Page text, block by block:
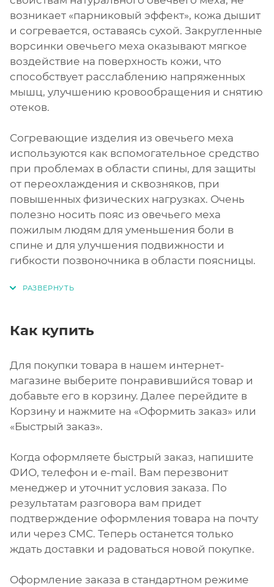
возникает «парниковый эффект», кожа дышит
и согревается, оставаясь сухой. Закругленные
ворсинки овечьего меха оказывают мягкое
воздействие на поверхность кожи, что
способствует расслаблению напряженных
мышц, улучшению кровообращения и снятию
отеков.
Согревающие изделия из овечьего меха
используются как вспомогательное средство
при проблемах в области спины, для защиты
от переохлаждения и сквозняков, при
повышенных физических нагрузках. Очень
полезно носить пояс из овечьего меха
пожилым людям для уменьшения боли в
спине и для улучшения подвижности и
гибкости позвоночника в области поясницы.
Как купить
Для покупки товара в нашем интернет-
магазине выберите понравившийся товар и
добавьте его в корзину. Далее перейдите в
Корзину и нажмите на «Оформить заказ» или
«Быстрый заказ».
Когда оформляете быстрый заказ, напишите
ФИО, телефон и e-mail. Вам перезвонит
менеджер и уточнит условия заказа. По
результатам разговора вам придет
подтверждение оформления товара на почту
или через СМС. Теперь останется только
ждать доставки и радоваться новой покупке.
Оформление заказа в стандартном режиме